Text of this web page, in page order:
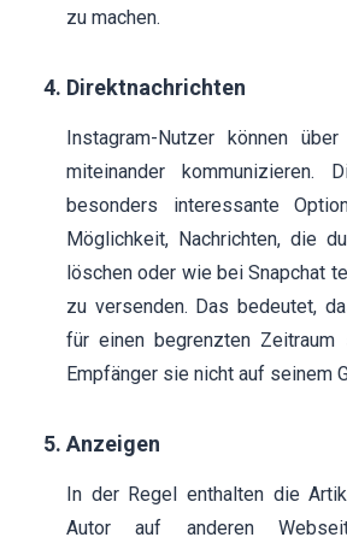
zu machen.
Direktnachrichten
Instagram-Nutzer können
miteinander kommunizieren.
besonders interessante
Möglichkeit, Nachrichten, die
löschen oder wie bei Snapchat
zu versenden. Das bedeutet,
für einen begrenzten
Empfänger sie nicht auf seinem
Anzeigen
In der Regel enthalten die
Autor auf anderen